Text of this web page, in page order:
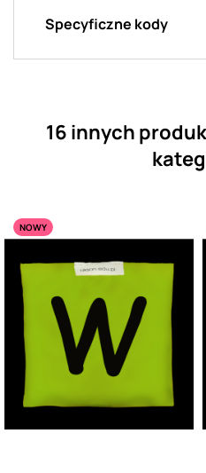
Specyficzne kody
16 innych
NOWY